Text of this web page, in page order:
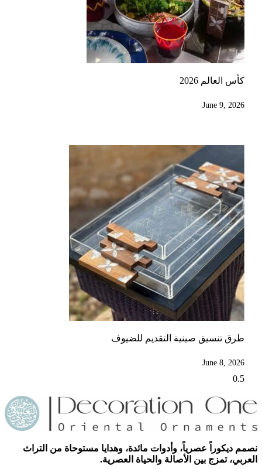
كأس العالم 2026
June 9, 2026
طرق تنسيق صينية التقديم للضيوف
June 8, 2026
نصمم ديكوراً عصرياً، وأدوات مائدة، وهدايا مستوحاة من التراث
العربي، تمزج بين الأصالة والحياة العصرية.